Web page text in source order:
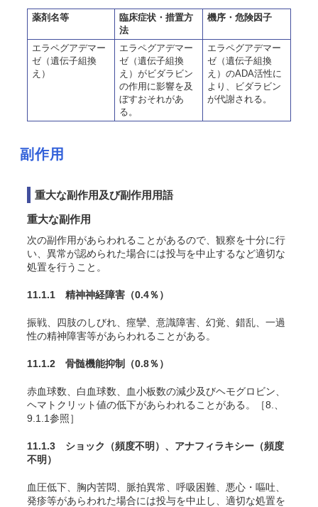
薬剤名等
臨床症状・措置方
法
機序・危険因子
エラペグアデマー
ゼ（遺伝子組換
え）
エラペグアデマー
ゼ（遺伝子組換
え）がビダラビン
の作用に影響を及
ぼすおそれがあ
る。
エラペグアデマー
ゼ（遺伝子組換
え）のADA活性に
より、ビダラビン
が代謝される。
副作用
重大な副作用及び副作用用語
重大な副作用
次の副作用があらわれることがあるので、観察を十分に行
い、異常が認められた場合には投与を中止するなど適切な
処置を行うこと。
11.1.1 精神神経障害 （0.4％）
振戦、四肢のしびれ、痙攣、意識障害、幻覚、錯乱、一過
性の精神障害等があらわれることがある。
11.1.2 骨髄機能抑制 （0.8％）
赤血球数、白血球数、血小板数の減少及びヘモグロビン、
ヘマトクリット値の低下があらわれることがある。［8.、
9.1.1参照］
11.1.3 ショック （頻度不明） 、アナフィラキシー （頻度
不明）
血圧低下、胸内苦悶、脈拍異常、呼吸困難、悪心・嘔吐、
発疹等があらわれた場合には投与を中止し、適切な処置を